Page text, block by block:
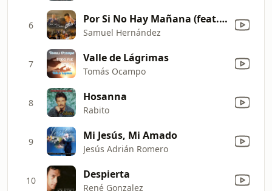
6 Por Si No Hay Mañana (feat. Samuel Hernández Hijo) [Live]
Samuel Hernández
7 Valle de Lágrimas
Tomás Ocampo
8 Hosanna
Rabito
9 Mi Jesús, Mi Amado
Jesús Adrián Romero
10 Despierta
René Gonzalez